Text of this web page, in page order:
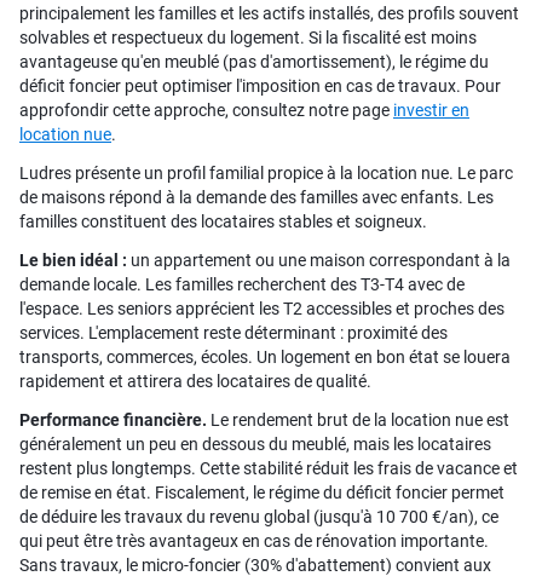
principalement les familles et les actifs installés, des profils souvent
solvables et respectueux du logement. Si la fiscalité est moins
avantageuse qu'en meublé (pas d'amortissement), le régime du
déficit foncier peut optimiser l'imposition en cas de travaux. Pour
approfondir cette approche, consultez notre page investir en
location nue.
Ludres présente un profil familial propice à la location nue. Le parc
de maisons répond à la demande des familles avec enfants. Les
familles constituent des locataires stables et soigneux.
Le bien idéal : un appartement ou une maison correspondant à la
demande locale. Les familles recherchent des T3-T4 avec de
l'espace. Les seniors apprécient les T2 accessibles et proches des
services. L'emplacement reste déterminant : proximité des
transports, commerces, écoles. Un logement en bon état se louera
rapidement et attirera des locataires de qualité.
Performance financière. Le rendement brut de la location nue est
généralement un peu en dessous du meublé, mais les locataires
restent plus longtemps. Cette stabilité réduit les frais de vacance et
de remise en état. Fiscalement, le régime du déficit foncier permet
de déduire les travaux du revenu global (jusqu'à 10 700 €/an), ce
qui peut être très avantageux en cas de rénovation importante.
Sans travaux, le micro-foncier (30% d'abattement) convient aux